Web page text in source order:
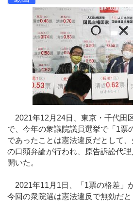
2021年12月24日、東京・千代田
で、今年の衆議院議員選挙で「1票
であったことは憲法違反だとして
の口頭弁論が行われ、原告訴訟代
開いた。
2021年11月1日、「1票の格差」
今回の衆院選は憲法違反で無効だ